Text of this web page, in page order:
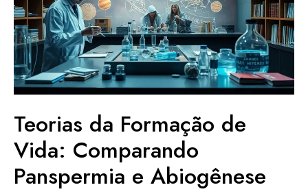
Teorias da Formação de
Vida: Comparando
Panspermia e Abiogênese